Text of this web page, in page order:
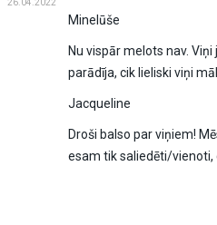
26.04.2022
Minelūše
Nu vispār melots nav.
parādīja, cik lieliski viņi
Jacqueline
Droši balso par viņiem!
esam tik saliedēti/vienoti,